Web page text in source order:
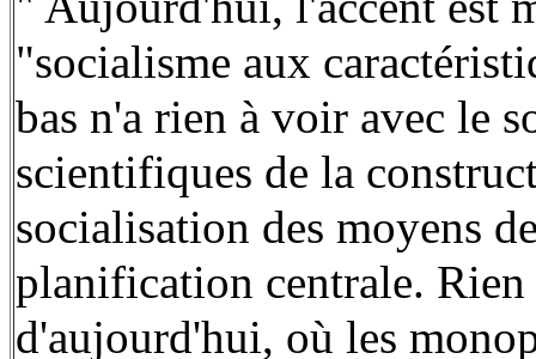
"socialisme aux
bas n'a rien à voir avec le
scientifiques de la
socialisation des moyens
planification centrale.
d'aujourd'hui, où les